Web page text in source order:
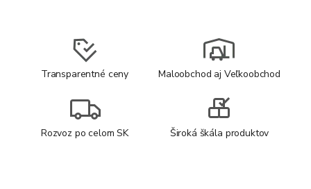
Transparentné ceny Maloobchod aj Veľkoobchod
Rozvoz po celom SK Široká škála produktov